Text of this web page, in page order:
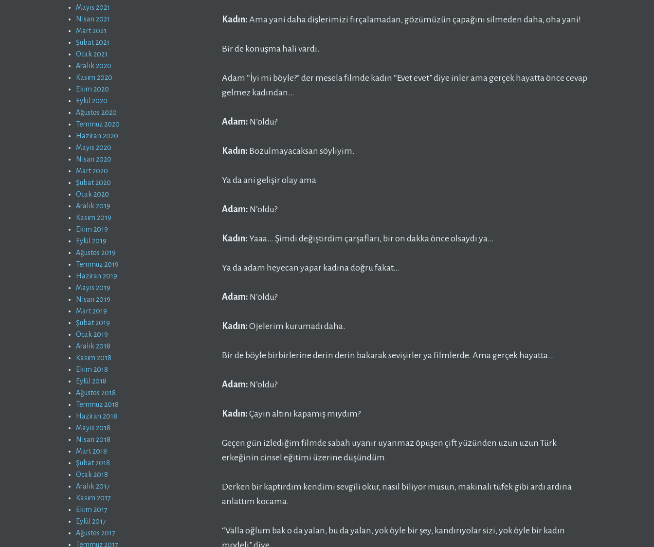
Kadın: Ama yani daha dişlerimizi fırçalamadan, gözümüzün çapağını silmeden daha, oha yani!
Bir de konuşma hali vardı.
Adam “İyi mi böyle?” der mesela filmde kadın “Evet evet” diye inler ama gerçek hayatta önce cevap
gelmez kadından…
Adam: N’oldu?
Kadın: Bozulmayacaksan söyliyim.
Ya da ani gelişir olay ama
Adam: N’oldu?
Kadın: Yaaa… Şimdi değiştirdim çarşafları, bir on dakka önce olsaydı ya…
Ya da adam heyecan yapar kadına doğru fakat…
Adam: N’oldu?
Kadın: Ojelerim kurumadı daha.
Bir de böyle birbirlerine derin derin bakarak sevişirler ya filmlerde. Ama gerçek hayatta…
Adam: N’oldu?
Kadın: Çayın altını kapamış mıydım?
Geçen gün izlediğim filmde sabah uyanır uyanmaz öpüşen çift yüzünden uzun uzun Türk
erkeğinin cinsel eğitimi üzerine düşündüm.
Derken bir kaptırdım kendimi sevgili okur, nasıl biliyor musun, makinalı tüfek gibi ardı ardına
anlattım kocama.
“Valla oğlum bak o da yalan, bu da yalan, yok öyle bir şey, kandırıyolar sizi, yok öyle bir kadın
modeli” diye.
Mayıs 2021
Nisan 2021
Mart 2021
Şubat 2021
Ocak 2021
Aralık 2020
Kasım 2020
Ekim 2020
Eylül 2020
Ağustos 2020
Temmuz 2020
Haziran 2020
Mayıs 2020
Nisan 2020
Mart 2020
Şubat 2020
Ocak 2020
Aralık 2019
Kasım 2019
Ekim 2019
Eylül 2019
Ağustos 2019
Temmuz 2019
Haziran 2019
Mayıs 2019
Nisan 2019
Mart 2019
Şubat 2019
Ocak 2019
Aralık 2018
Kasım 2018
Ekim 2018
Eylül 2018
Ağustos 2018
Temmuz 2018
Haziran 2018
Mayıs 2018
Nisan 2018
Mart 2018
Şubat 2018
Ocak 2018
Aralık 2017
Kasım 2017
Ekim 2017
Eylül 2017
Ağustos 2017
Temmuz 2017